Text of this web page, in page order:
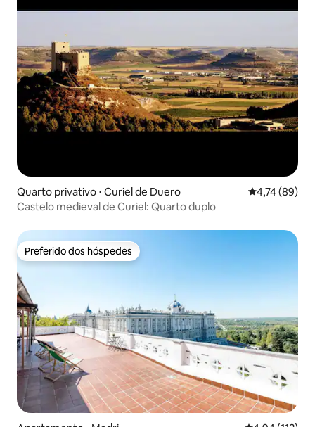
Quarto privativo ⋅ Curiel de Duero 4,74 de uma
4,74 (89)
Castelo medieval de Curiel: Quarto duplo
Preferido dos hóspedes
Preferido dos hóspedes